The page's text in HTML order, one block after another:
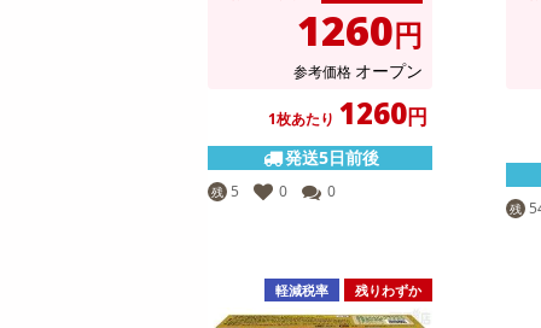
1260円
参考価格 オープン
1枚あたり 1260円
発送5日前後
残 5 0 0
残
軽減税率 残りわずか